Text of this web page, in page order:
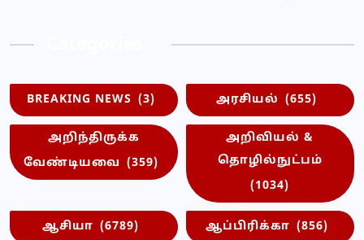
BREAKING NEWS (3) அரசியல் (655)
அறிந்திருக்க
வேண்டியவை (359)
அறிவியல் &
தொழில்நுட்பம்
(1034)
ஆசியா (6789) ஆப்பிரிக்கா (856)